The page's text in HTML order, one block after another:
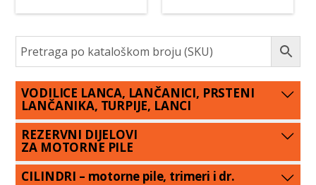
VODILICE LANCA, LANČANICI, PRSTENI
LANČANIKA, TURPIJE, LANCI
REZERVNI DIJELOVI
ZA MOTORNE PILE
CILINDRI – motorne pile, trimeri i dr.